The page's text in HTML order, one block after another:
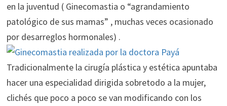
en la juventud ( Ginecomastia o “agrandamiento
patológico de sus mamas” , muchas veces ocasionado
por desarreglos hormonales) .
Tradicionalmente la cirugía plástica y estética apuntaba
hacer una especialidad dirigida sobretodo a la mujer,
clichés que poco a poco se van modificando con los